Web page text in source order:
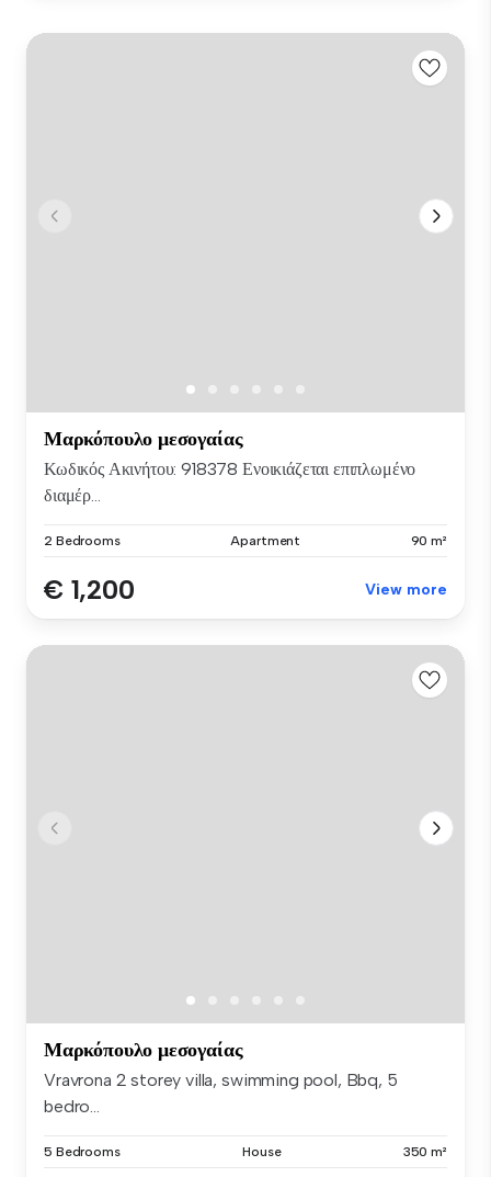
Μαρκόπουλο μεσογαίας
Κωδικός Ακινήτου: 918378 Ενοικιάζεται επιπλωμένο
διαμέρ...
2 Bedrooms Apartment 90 m²
€ 1,200 View more
Μαρκόπουλο μεσογαίας
Vravrona 2 storey villa, swimming pool, Bbq, 5
bedro...
5 Bedrooms House 350 m²